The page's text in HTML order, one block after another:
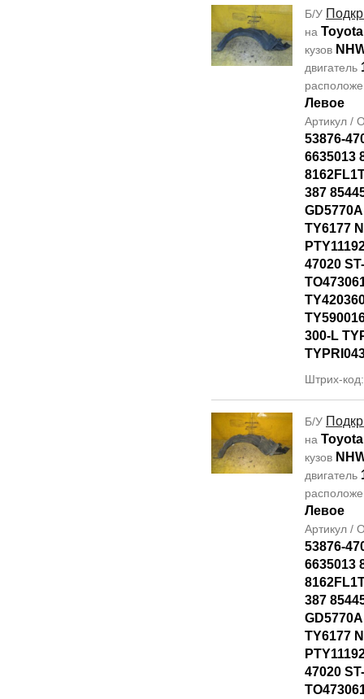
Б/У
на
кузов
двигатель
Левое
Артикул /
53876-
6635013
387
TY6177
47020
300-L
Штрих-
Б/У
на
кузов
двигатель
Левое
Артикул /
53876-
6635013
387
TY6177
47020